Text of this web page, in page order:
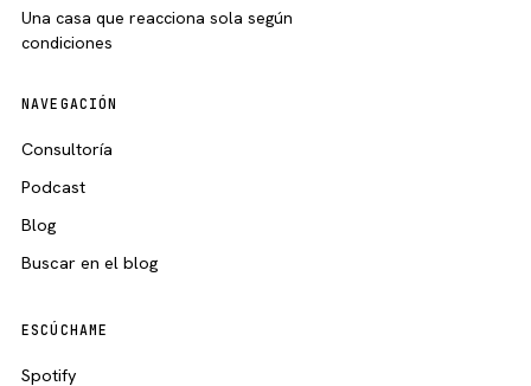
Una casa que reacciona sola según
condiciones
NAVEGACIÓN
Consultoría
Podcast
Blog
Buscar en el blog
ESCÚCHAME
Spotify